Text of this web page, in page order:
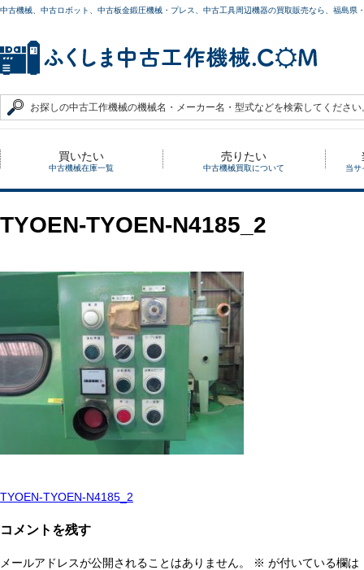
中古機械、中古ロボット、中古板金鍛圧機械・プレス、中古工具周辺機器の買取販売なら、福島
買いたい
中古機械在庫一覧
売りたい
中古機械買取について 当サ
TYOEN-TYOEN-N4185_2
投
稿
ナ
TYOEN-TYOEN-N4185_2
コメントを残す
メールアドレスが公開されることはありません。 ※ が付いている欄は